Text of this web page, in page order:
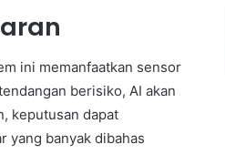
ini memanfaatkan sensor
berisiko, AI akan
keputusan dapat
yang banyak dibahas